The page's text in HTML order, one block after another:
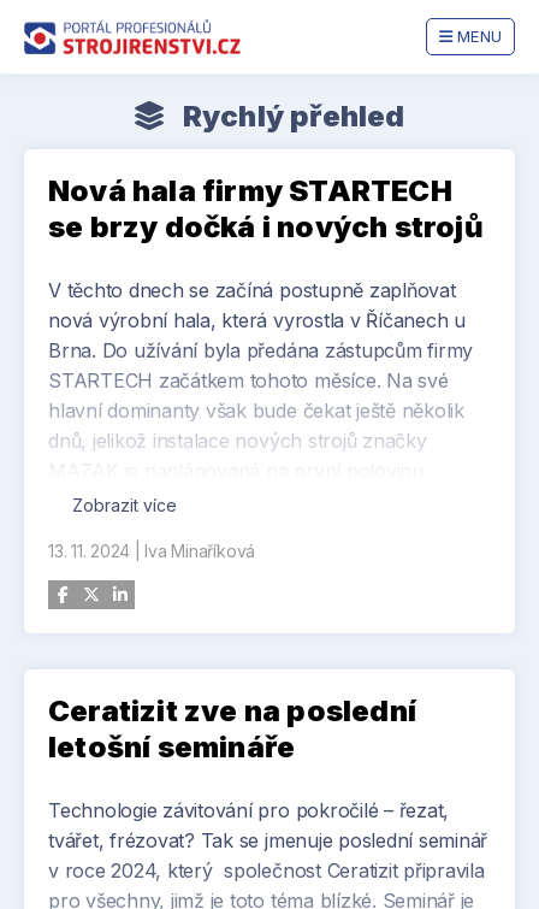
MENU
Rychlý přehled
Nová hala firmy STARTECH
se brzy dočká i nových strojů
V těchto dnech se začíná postupně zaplňovat
nová výrobní hala, která vyrostla v Říčanech u
Brna. Do užívání byla předána zástupcům firmy
STARTECH začátkem tohoto měsíce. Na své
hlavní dominanty však bude čekat ještě několik
dnů, jelikož instalace nových strojů značky
prosince. Strojový park se rozroste o obří
Jak probíhá vykládka a usazení největšího
obráběcí centra uvidí čtenáři Strojírenství.cz v
Zobrazit více
13. 11. 2024 Iva Minaříková
Ceratizit zve na poslední
letošní semináře
Technologie závitování pro pokročilé – řezat,
tvářet, frézovat? Tak se jmenuje poslední seminář
v roce 2024, který společnost Ceratizit připravila
pro všechny, jimž je toto téma blízké. Seminář je